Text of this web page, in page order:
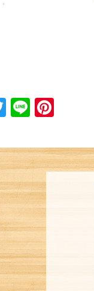
Twitter
Line